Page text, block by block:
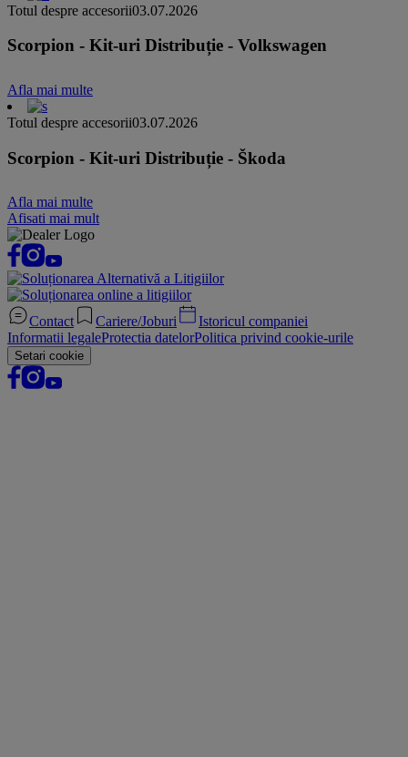
Totul despre accesorii03.07.2026
Scorpion - Kit-uri Distribuție - Volkswagen
Afla mai multe
Totul despre accesorii03.07.2026
Scorpion - Kit-uri Distribuție - Škoda
Afla mai multe
Afisati mai mult
Contact Cariere/Joburi
Istoricul companiei
Informatii legaleProtectia datelorPolitica privind cookie-urile
Setari cookie